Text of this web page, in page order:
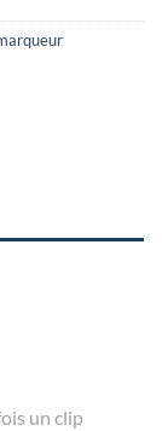
un clip